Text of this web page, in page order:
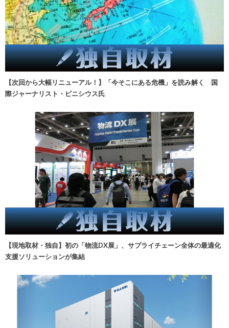
【次回から大幅リニューアル！】「今そこにある危機」を読み解く 国
際ジャーナリスト・ビニシウス氏
【現地取材・独自】初の「物流DX展」、サプライチェーン全体の最適化
支援ソリューションが集結